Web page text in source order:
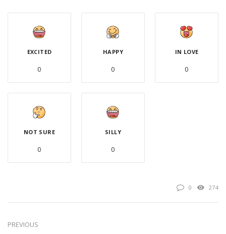
EXCITED
0
HAPPY
0
IN LOVE
0
NOT SURE
0
SILLY
0
0 274
PREVIOUS